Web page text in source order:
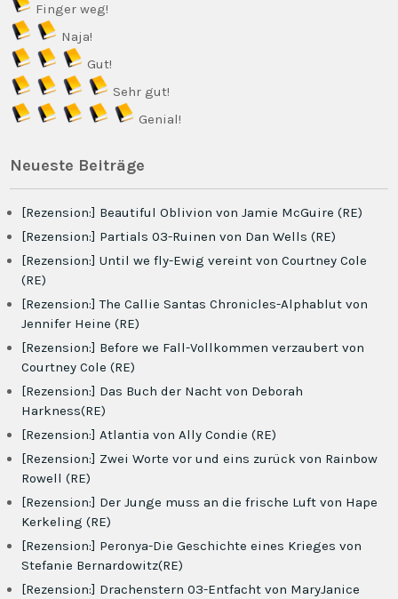
Finger weg!
Naja!
Gut!
Sehr gut!
Genial!
Neueste Beiträge
[Rezension:] Beautiful Oblivion von Jamie McGuire (RE)
[Rezension:] Partials 03-Ruinen von Dan Wells (RE)
[Rezension:] Until we fly-Ewig vereint von Courtney Cole
(RE)
[Rezension:] The Callie Santas Chronicles-Alphablut von
Jennifer Heine (RE)
[Rezension:] Before we Fall-Vollkommen verzaubert von
Courtney Cole (RE)
[Rezension:] Das Buch der Nacht von Deborah
Harkness(RE)
[Rezension:] Atlantia von Ally Condie (RE)
[Rezension:] Zwei Worte vor und eins zurück von Rainbow
Rowell (RE)
[Rezension:] Der Junge muss an die frische Luft von Hape
Kerkeling (RE)
[Rezension:] Peronya-Die Geschichte eines Krieges von
Stefanie Bernardowitz(RE)
[Rezension:] Drachenstern 03-Entfacht von MaryJanice